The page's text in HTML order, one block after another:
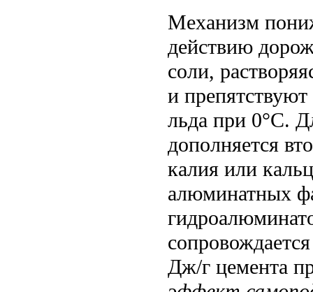
Механизм
действию
соли,
и
льда при 0°C.
дополняется
калия или
алюминатных
Дж/г цемента